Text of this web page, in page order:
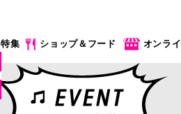
集 ショップ＆フード オンラ